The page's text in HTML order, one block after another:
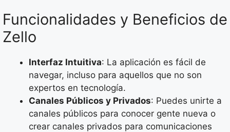
Funcionalidades y Beneficios de
Zello
Interfaz Intuitiva: La aplicación es fácil de
navegar, incluso para aquellos que no son
expertos en tecnología.
Canales Públicos y Privados: Puedes unirte a
canales públicos para conocer gente nueva o
crear canales privados para comunicaciones